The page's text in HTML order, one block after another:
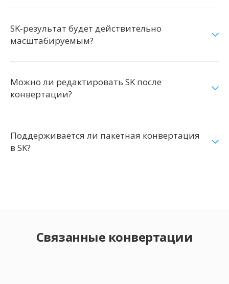
SK-результат будет действительно
масштабируемым?
Можно ли редактировать SK после
конвертации?
Поддерживается ли пакетная конвертация
в SK?
Связанные конвертации